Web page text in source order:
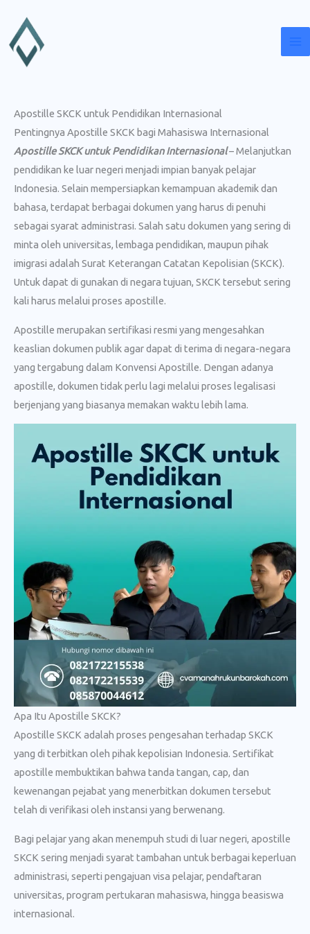
konten
Apostille SKCK untuk Pendidikan Internasional
Pentingnya Apostille SKCK bagi Mahasiswa Internasional
Apostille SKCK untuk Pendidikan Internasional– Melanjutkan
pendidikan ke luar negeri menjadi impian banyak pelajar
Indonesia. Selain mempersiapkan kemampuan akademik dan
bahasa, terdapat berbagai dokumen yang harus di penuhi
sebagai syarat administrasi. Salah satu dokumen yang sering di
minta oleh universitas, lembaga pendidikan, maupun pihak
imigrasi adalah Surat Keterangan Catatan Kepolisian (SKCK).
Untuk dapat di gunakan di negara tujuan, SKCK tersebut sering
kali harus melalui proses apostille.
Apostille merupakan sertifikasi resmi yang mengesahkan
keaslian dokumen publik agar dapat di terima di negara-negara
yang tergabung dalam Konvensi Apostille. Dengan adanya
apostille, dokumen tidak perlu lagi melalui proses legalisasi
berjenjang yang biasanya memakan waktu lebih lama.
Apa Itu Apostille SKCK?
Apostille SKCK adalah proses pengesahan terhadap SKCK
yang di terbitkan oleh pihak kepolisian Indonesia. Sertifikat
apostille membuktikan bahwa tanda tangan, cap, dan
kewenangan pejabat yang menerbitkan dokumen tersebut
telah di verifikasi oleh instansi yang berwenang.
Bagi pelajar yang akan menempuh studi di luar negeri, apostille
SKCK sering menjadi syarat tambahan untuk berbagai keperluan
administrasi, seperti pengajuan visa pelajar, pendaftaran
universitas, program pertukaran mahasiswa, hingga beasiswa
internasional.